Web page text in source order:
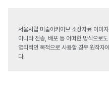
서울시립 미술아카이브 소장자료 이미
아니라 전송, 배포 등 어떠한 방식으로
영리적인 목적으로 사용할 경우 원작자
다.